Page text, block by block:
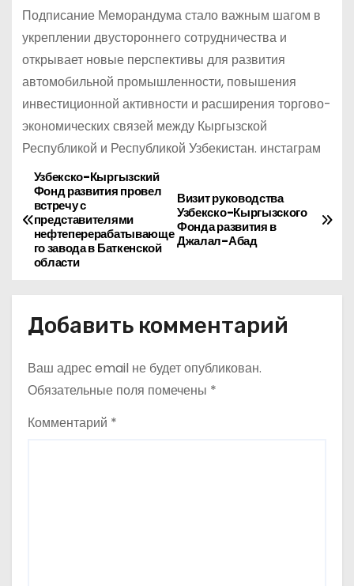
Подписание Меморандума стало важным шагом в
укреплении двустороннего сотрудничества и
открывает новые перспективы для развития
автомобильной промышленности, повышения
инвестиционной активности и расширения торгово-
экономических связей между Кыргызской
Республикой и Республикой Узбекистан. инстаграм
Н
а
в
г
ц
и
Визит руководства
Узбекско-Кыргызского
Фонда развития в
Джалал-Абад
Узбекско-Кыргызский
Фонд развития провел
встречу с
представителями
нефтеперерабатывающе
го завода в Баткенской
области
Добавить комментарий
Ваш адрес email не будет опубликован.
Обязательные поля помечены *
Комментарий *